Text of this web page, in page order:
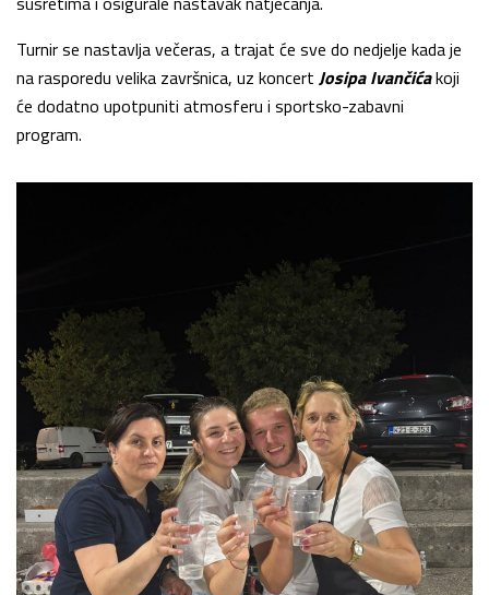
Turnir se nastavlja večeras, a trajat će sve do nedjelje kada je
na rasporedu velika završnica, uz koncert Josipa Ivančićakoji
će dodatno upotpuniti atmosferu i sportsko-zabavni
program.